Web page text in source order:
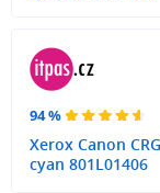
94 %
Xerox Canon
cyan 801L01406